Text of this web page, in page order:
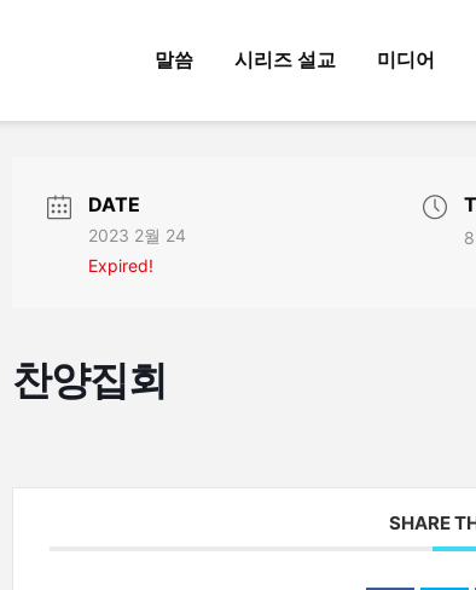
말씀 시리즈 설교 미디어
DATE
2023 2월 24
Expired!
찬양집회
SHARE